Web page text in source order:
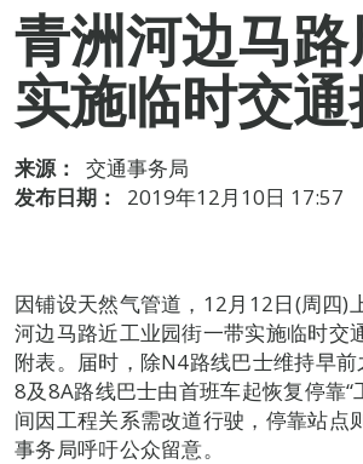
青洲河边马
实施临时交
来源：
交通事务局
发布日期：
2019年12月10日 17:57
因铺设天然气管道，12月12日(周四)
河边马路近工业园街一带实施临时交
附表。届时，除N4路线巴士维持早前
8及8A路线巴士由首班车起恢复停靠“
间因工程关系需改道行驶，停靠站点
事务局呼吁公众留意。